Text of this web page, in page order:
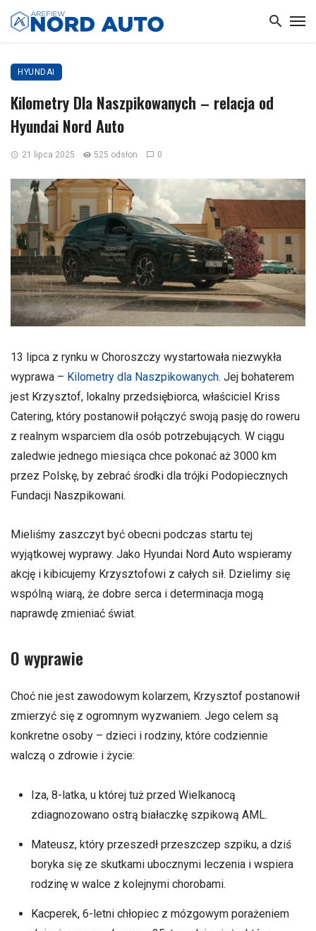
HYUNDAI
Kilometry Dla Naszpikowanych – relacja od
Hyundai Nord Auto
21 lipca 2025 525 odsłon 0
13 lipca z rynku w Choroszczy wystartowała niezwykła
wyprawa – Kilometry dla Naszpikowanych. Jej bohaterem
jest Krzysztof, lokalny przedsiębiorca, właściciel Kriss
Catering, który postanowił połączyć swoją pasję do roweru
z realnym wsparciem dla osób potrzebujących. W ciągu
zaledwie jednego miesiąca chce pokonać aż 3000 km
przez Polskę, by zebrać środki dla trójki Podopiecznych
Fundacji Naszpikowani.
Mieliśmy zaszczyt być obecni podczas startu tej
wyjątkowej wyprawy. Jako Hyundai Nord Auto wspieramy
akcję i kibicujemy Krzysztofowi z całych sił. Dzielimy się
wspólną wiarą, że dobre serca i determinacja mogą
naprawdę zmieniać świat.
O wyprawie
Choć nie jest zawodowym kolarzem, Krzysztof postanowił
zmierzyć się z ogromnym wyzwaniem. Jego celem są
konkretne osoby – dzieci i rodziny, które codziennie
walczą o zdrowie i życie:
Iza, 8-latka, u której tuż przed Wielkanocą
zdiagnozowano ostrą białaczkę szpikową AML.
Mateusz, który przeszedł przeszczep szpiku, a dziś
boryka się ze skutkami ubocznymi leczenia i wspiera
rodzinę w walce z kolejnymi chorobami.
Kacperek, 6-letni chłopiec z mózgowym porażeniem